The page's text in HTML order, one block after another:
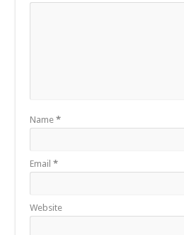
Name*
Email*
Website